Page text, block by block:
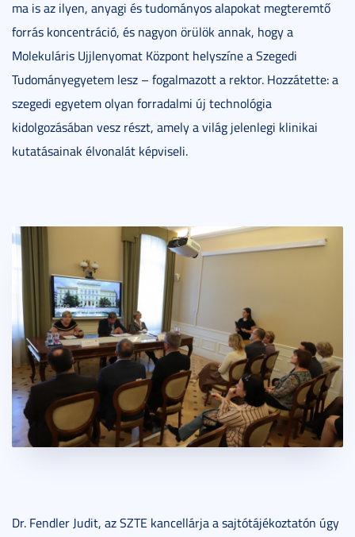
ma is az ilyen, anyagi és tudományos alapokat megteremtő
forrás koncentráció, és nagyon örülök annak, hogy a
Molekuláris Ujjlenyomat Központ helyszíne a Szegedi
Tudományegyetem lesz – fogalmazott a rektor. Hozzátette: a
szegedi egyetem olyan forradalmi új technológia
kidolgozásában vesz részt, amely a világ jelenlegi klinikai
kutatásainak élvonalát képviseli.
Dr. Fendler Judit, az SZTE kancellárja a sajtótájékoztatón úgy